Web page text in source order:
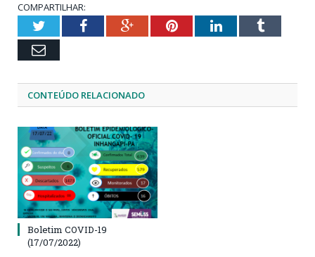
COMPARTILHAR:
TwitterFacebookGoogle+PinterestLinkedInTumblr
Email
CONTEÚDO RELACIONADO
Boletim COVID-19
(17/07/2022)